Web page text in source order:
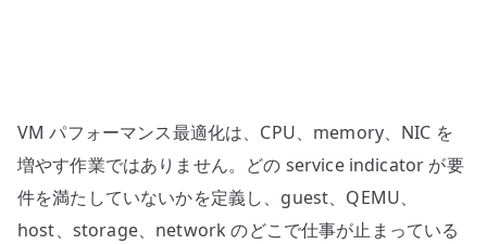
変
更、
再
検
VM パフォーマンス最適化は、CPU、memory、NIC を
増やす作業ではありません。どの service indicator が要
件を満たしていないかを定義し、guest、QEMU、
host、storage、network のどこで仕事が止まっている